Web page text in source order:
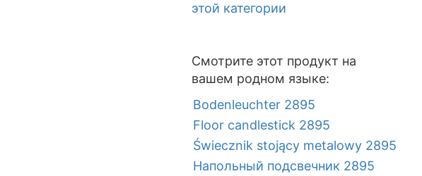
этой категории
Смотрите этот продукт на
вашем родном языке:
Bodenleuchter 2895
Floor candlestick 2895
Świecznik stojący metalowy 2895
Напольный подсвечник 2895